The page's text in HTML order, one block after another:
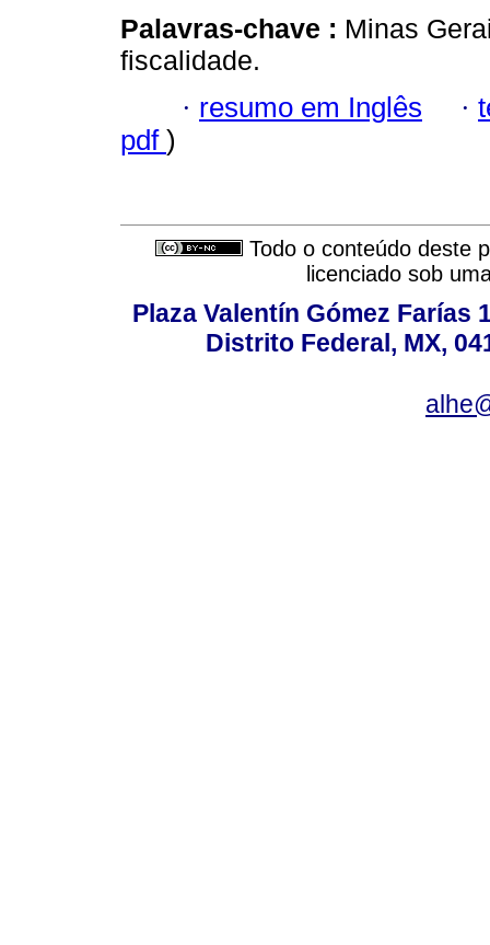
Palavras-chave : Minas
fiscalidade.
· resumo em Inglês ·
pdf )
Todo o conteúdo deste
licenciado sob
Plaza Valentín Gómez Farías
Distrito Federal, MX,